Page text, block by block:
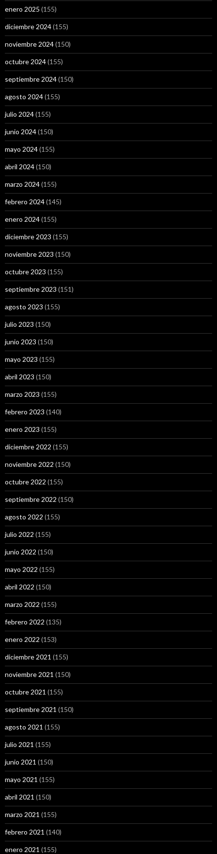
enero 2025 (155)
diciembre 2024(155)
noviembre 2024(150)
octubre 2024(155)
septiembre 2024(150)
agosto 2024(155)
julio 2024(155)
junio 2024(150)
mayo 2024(155)
abril 2024(150)
marzo 2024(155)
febrero 2024(145)
enero 2024(155)
diciembre 2023 (155)
noviembre 2023 (150)
octubre 2023 (155)
septiembre 2023 (151)
agosto 2023 (155)
julio 2023 (150)
junio 2023 (150)
mayo 2023 (155)
abril 2023 (150)
marzo 2023 (155)
febrero 2023 (140)
enero 2023 (155)
diciembre 2022 (155)
noviembre 2022 (150)
octubre 2022 (155)
septiembre 2022 (150)
agosto 2022 (155)
julio 2022 (155)
junio 2022 (150)
mayo 2022 (155)
abril 2022 (150)
marzo 2022 (155)
febrero 2022 (135)
enero 2022 (153)
diciembre 2021 (155)
noviembre 2021 (150)
octubre 2021 (155)
septiembre 2021 (150)
agosto 2021 (155)
julio 2021 (155)
junio 2021 (150)
mayo 2021 (155)
abril 2021 (150)
marzo 2021 (155)
febrero 2021 (140)
enero 2021 (155)